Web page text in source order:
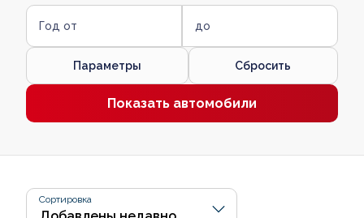
Год от до
Параметры Сбросить
Показать автомобили
Сортировка